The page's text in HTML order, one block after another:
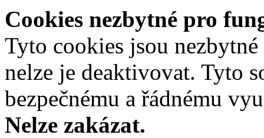
Cookies nezbytné pro
Tyto cookies jsou
nelze je deaktivovat. Tyto
bezpečnému a řádnému
Nelze zakázat.